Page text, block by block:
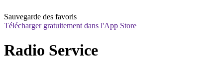
Sauvegarde des favoris
Télécharger gratuitement dans l'App Store
Radio Service